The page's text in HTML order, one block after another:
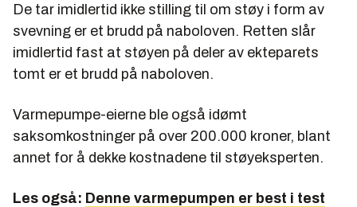
De tar imidlertid ikke stilling til om støy i form av
svevning er et brudd på naboloven. Retten slår
imidlertid fast at støyen på deler av ekteparets
tomt er et brudd på naboloven.
Varmepumpe-eierne ble også idømt
saksomkostninger på over 200.000 kroner, blant
annet for å dekke kostnadene til støyeksperten.
Les også: Denne varmepumpen er best i test